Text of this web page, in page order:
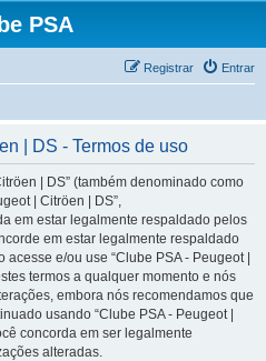
PSA
Entrar
Registrar
| DS - Termos de uso
| DS” (também denominado como
| Citröen | DS”,
em estar legalmente respaldado pelos
em estar legalmente respaldado
e/ou use “Clube PSA - Peugeot |
termos a qualquer momento e nós
embora nós recomendamos que
usando “Clube PSA - Peugeot |
concorda em ser legalmente
alteradas.